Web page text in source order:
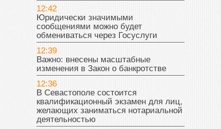
12:42
Юридически значимыми
сообщениями можно будет
обмениваться через Госуслуги
12:39
Важно: внесены масштабные
изменения в Закон о банкротстве
12:36
В Севастополе состоится
квалификационный экзамен для лиц,
желающих заниматься нотариальной
деятельностью